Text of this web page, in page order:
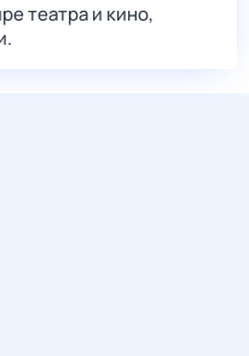
театра и кино,